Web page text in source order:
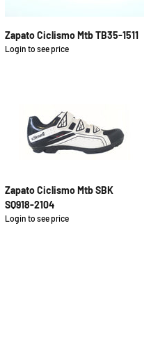
Zapato Ciclismo Mtb TB35-1511
Precio de oferta
Login to see price
Zapato Ciclismo Mtb SBK
SQ918-2104
Precio de oferta
Login to see price